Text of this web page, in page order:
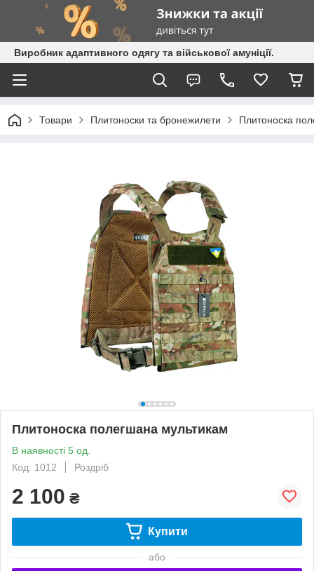
Виробник адаптивного одягу та військової амуніції.
Товари Плитоноски та бронежилети Плитоноска
Плитоноска полегшана мультикам
В наявності 5 од.
Код: 1012
Роздріб
2 100 ₴
Купити
або